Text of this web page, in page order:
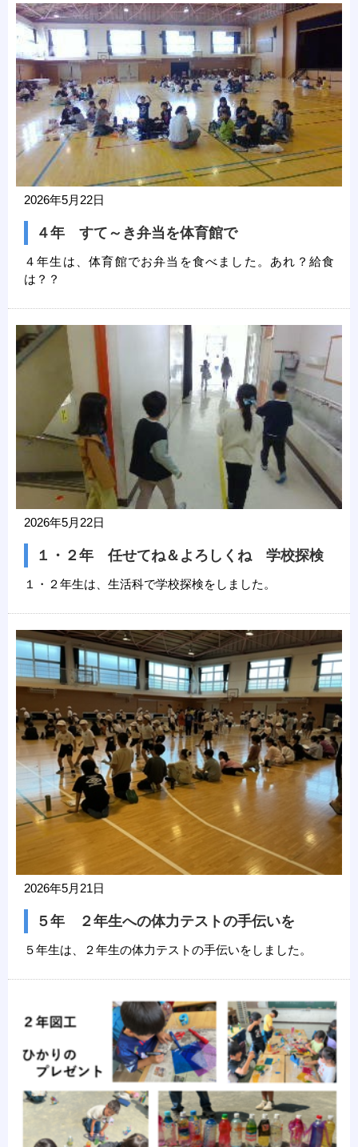
2026年5月22日
４年 すて～き弁当を体育館で
４年生は、体育館でお弁当を食べました。あれ？給食
は？？
2026年5月22日
１・２年 任せてね＆よろしくね 学校探検
１・２年生は、生活科で学校探検をしました。
2026年5月21日
５年 ２年生への体力テストの手伝いを
５年生は、２年生の体力テストの手伝いをしました。